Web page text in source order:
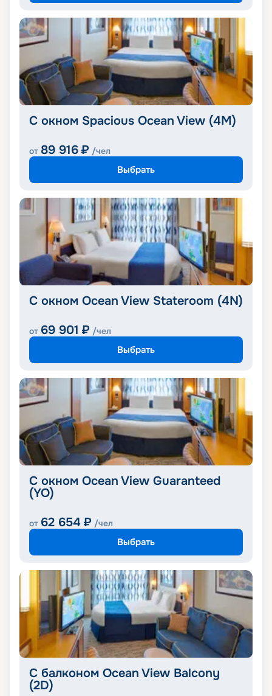
С окном Spacious Ocean View (4M)
от 89 916 ₽ /чел
Выбрать
С окном Ocean View Stateroom (4N)
от 69 901 ₽ /чел
Выбрать
С окном Ocean View Guaranteed
(YO)
от 62 654 ₽ /чел
Выбрать
С балконом Ocean View Balcony
(2D)